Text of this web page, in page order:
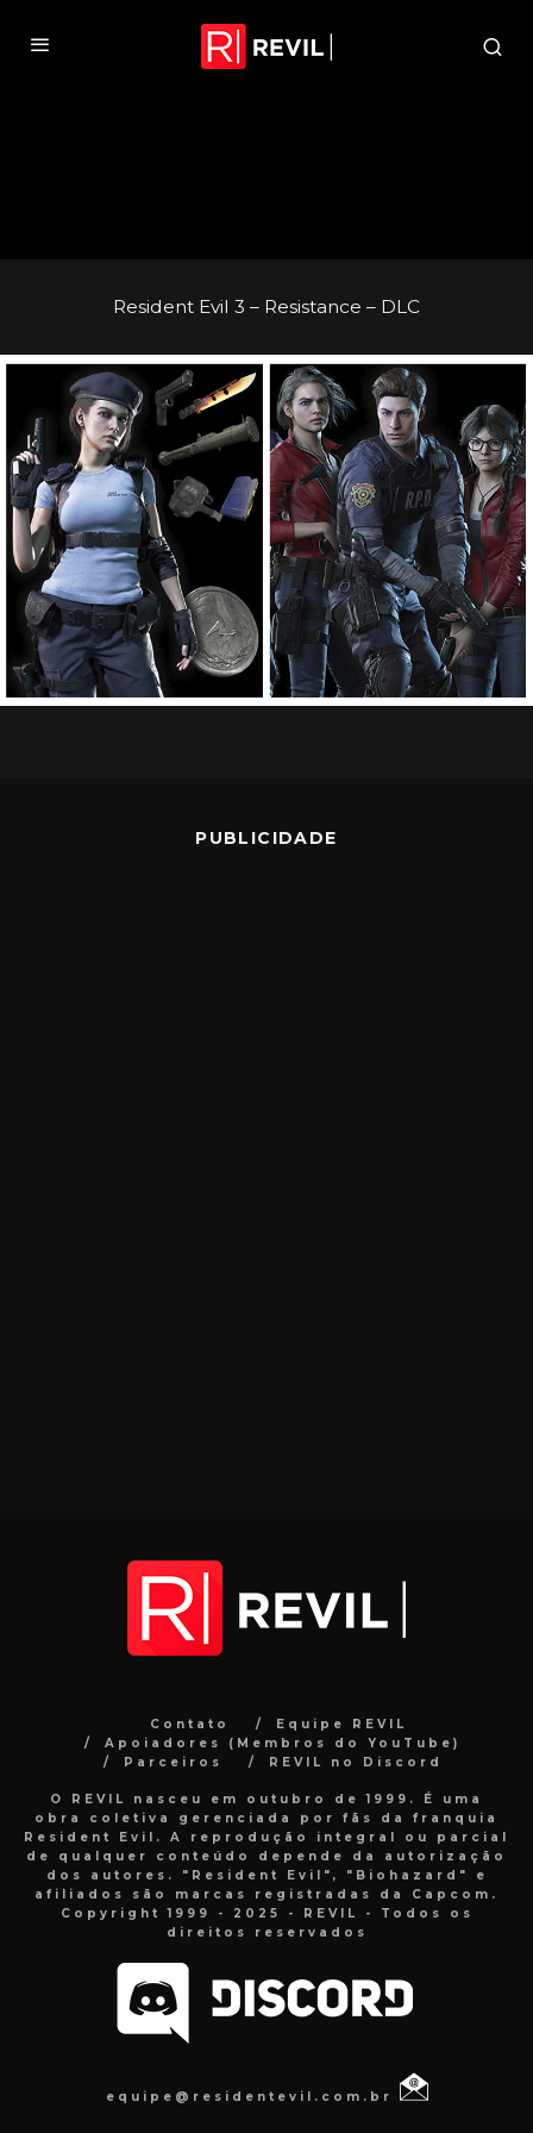
Resident Evil 3 – Resistance – DLC
PUBLICIDADE
Contato
Equipe REVIL
Apoiadores (Membros do YouTube)
Parceiros
REVIL no Discord
O REVIL nasceu em outubro de 1999. É uma
obra coletiva gerenciada por fãs da franquia
Resident Evil. A reprodução integral ou parcial
de qualquer conteúdo depende da autorização
dos autores. "Resident Evil", "Biohazard" e
afiliados são marcas registradas da Capcom.
Copyright 1999 - 2025 - REVIL - Todos os
direitos reservados
equipe@residentevil.com.br